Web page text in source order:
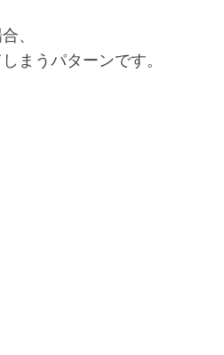
、
まうパターンです。